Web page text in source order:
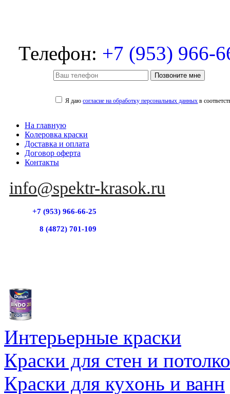
Телефон: +7 (953) 966-
Позвоните мне
Я даюсогласие на обработку персональных данных в
На главную
Колеровка краски
Доставка и оплата
Договор оферта
Контакты
info@spektr-krasok.ru
+7 (953) 966-66-25
8 (4872) 701-109
Интерьерные краски
Краски для стен и
Краски для кухонь и ванн